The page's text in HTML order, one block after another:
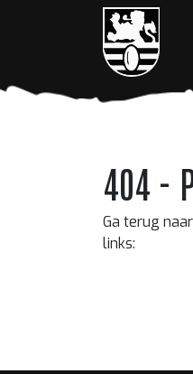
404 -
Ga terug
links: